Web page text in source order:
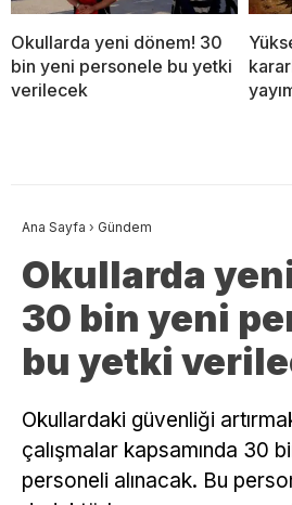
Okullarda yeni dönem! 30
bin yeni personele bu yetki
verilecek
Ana Sayfa › Gündem
Okullarda
30 bin yeni
bu yetki
Okullardaki güvenliği
çalışmalar kapsamında 30
personeli alınacak. Bu